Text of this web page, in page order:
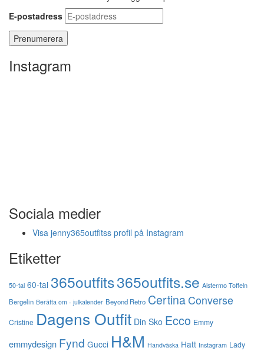
E-postadress
Instagram
Sociala medier
Visa jenny365outfitss profil på Instagram
Etiketter
50-tal 60-tal 365outfits365outfits.se Alstermo Toffeln
Bergelin Berätta om - julkalender Beyond Retro CertinaConverse
Cristine Dagens Outfit Din Sko Ecco Emmy
emmydesign Fynd Gucci H&M Handväska Hatt Instagram Lady